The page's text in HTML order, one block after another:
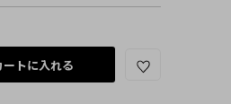
ートに入れる